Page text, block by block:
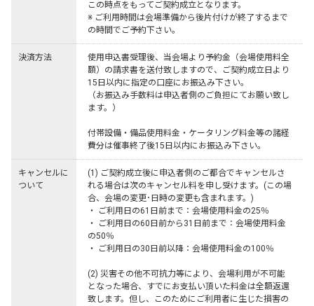
この時点をもってご契約成立となります。
※ ご利用時間は会場準備から後片付けが終了するまで
の時間でご予約下さい。
決済方法
使用申込書受理後、当会場より予約金（会場使用料全
額）の請求書を送付致しますので、ご契約成立日より
15日以内に指定の口座にお振込み下さい。
（お振込み手数料は申込者側のご負担にてお願い致し
ます。）
付帯設備・備品使用料金・ケータリング料金等の諸経
費分は催事終了後15日以内にお振込み下さい。
キャンセルに
ついて
(1) ご契約成立後に申込者側のご都合でキャンセルさ
れる場合は次のキャンセル料を申し受けます。(この場
合、会場の変更･日時の変更も含まれます。)
・ ご利用日の61日前まで：会場使用料金の25％
・ ご利用日の60日前から31日前まで：会場使用料金
の50％
・ ご利用日の30日前以降：会場使用料金の100％
(2) 災害その他不可抗力等により、会場利用が不可能
となった場合、すでにお支払い頂いた料金は全額返還
致します。但し、このためにご利用者に生じた損害の